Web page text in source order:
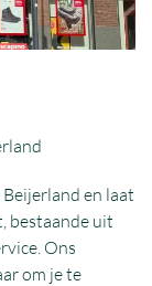
en laat
bestaande uit
Ons
om je te